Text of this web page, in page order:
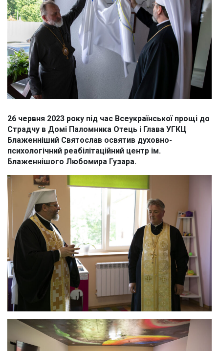
26 червня 2023 року під час Всеукраїнської прощі до
Страдчу в Домі Паломника Отець і Глава УГКЦ
Блаженніший Святослав освятив духовно-
психологічний реабілітаційний центр ім.
Блаженнішого Любомира Гузара.